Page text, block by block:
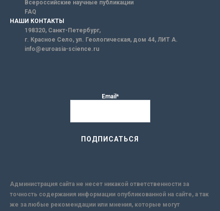
Всероссийские научные публикации
FAQ
НАШИ КОНТАКТЫ
198320, Санкт-Петербург,
г. Красное Село, ул. Геологическая, дом 44, ЛИТ А.
info@euroasia-science.ru
Email*
Администрация сайта не несет никакой ответственности за
точность содержания информации опубликованной на сайте, а так
же за любые рекомендации или мнения, которые могут